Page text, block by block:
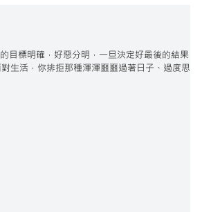
標明確，好惡分明，一旦決定好最後的結果，就
生活，你排拒那種渾渾噩噩過著日子、過度思考